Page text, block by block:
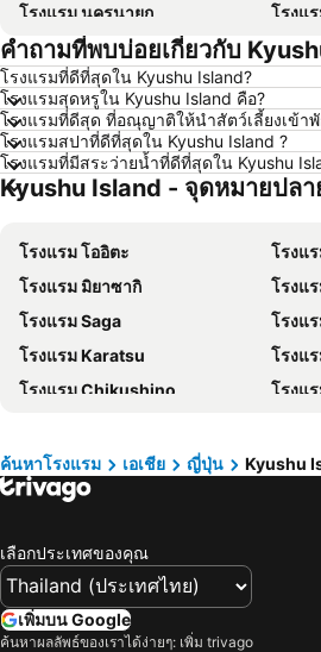
โรงแรม นครนายก
โรงแ
โรงแรม เกาะล้าน
โรงแ
โรงแรม ระยอง
โรงแรม สระบุรี
โรงแ
โรงแรม หาดป่าตอง
โรงแ
โรงแรม เวียงจันทน์
โรงแ
โรงแรม ภาคตะวันออกเฉียงเหนือ
โรงแ
โรงแรม มาเก๊า
โรงแ
โรงแรม ทัสคานี
โรงแ
โรงแรม คาเมรอนไฮแลนด์
โรงแ
โรงแรม ลักเซมเบิร์ก
โรงแ
โรงแรม ซาโมส
โรงแร
โรงแรม ลิกูเรีย
คำถามที่พบบ่อยเกี่ยวกับ
โรงแรมที่ดีที่สุดใน Kyushu Island?
โรงแรมสุดหรูใน Kyushu Island คือ?
โรงแรมที่ดีสุด ที่อณุญาติให้นำสัตว์เลี้ยงเข้าพั
โรงแรมสปาที่ดีที่สุดใน Kyushu Island ?
โรงแรมที่มีสระว่ายน้ำที่ดีที่สุดใน Kyushu
Kyushu Island - จุดหมายปลา
โรงแรม โออิตะ
โรงแ
โรงแรม มิยาซากิ
โรงแ
โรงแรม Saga
โรงแ
โรงแรม Karatsu
โรงแ
โรงแรม Chikushino
โรงแ
โรงแรม Ureshino
โรงแร
โรงแรม Kanda
โรงแ
โรงแรม Tosu
โรงแรม Goto
โรงแรม Imari
ค้นหาโรงแรม เอเชีย ญี่ปุ่น Kyushu
เลือกประเทศของคุณ
เพิ่มบน Google
ค้นหาผลลัพธ์ของเราได้ง่ายๆ: เพิ่ม trivago